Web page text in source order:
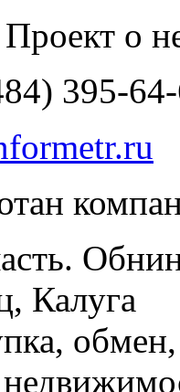
о
395-
Калуга
обмен,